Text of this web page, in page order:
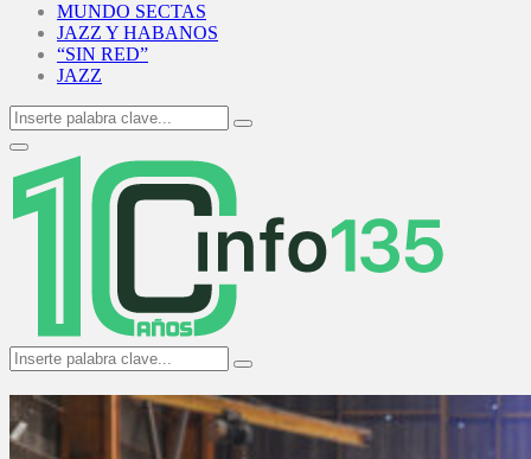
MUNDO SECTAS
JAZZ Y HABANOS
“SIN RED”
JAZZ
Search
for:
Search
Primary
Menu
Search
for:
Search